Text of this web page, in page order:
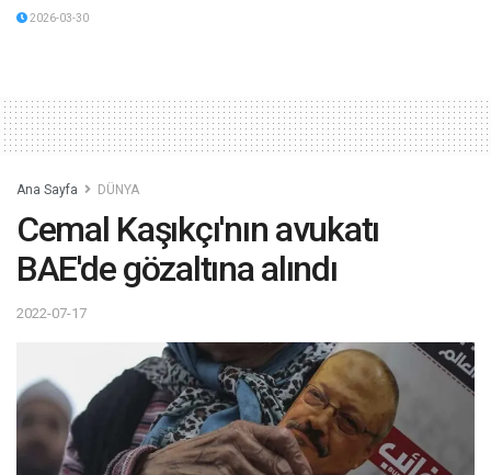
2026-03-30
Ana Sayfa DÜNYA
Cemal Kaşıkçı'nın avukatı
BAE'de gözaltına alındı
2022-07-17